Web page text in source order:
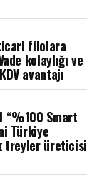
filolara
kolaylığı ve
avantajı
“%100 Smart
Türkiye
treyler üreticisi